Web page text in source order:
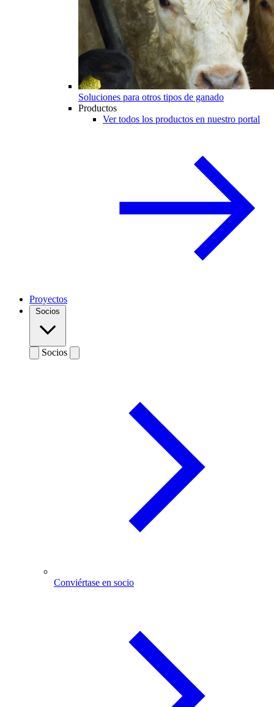
Soluciones para otros tipos de ganado
Productos
Ver todos los productos en nuestro portal
Proyectos
Socios
Socios
Conviértase en socio